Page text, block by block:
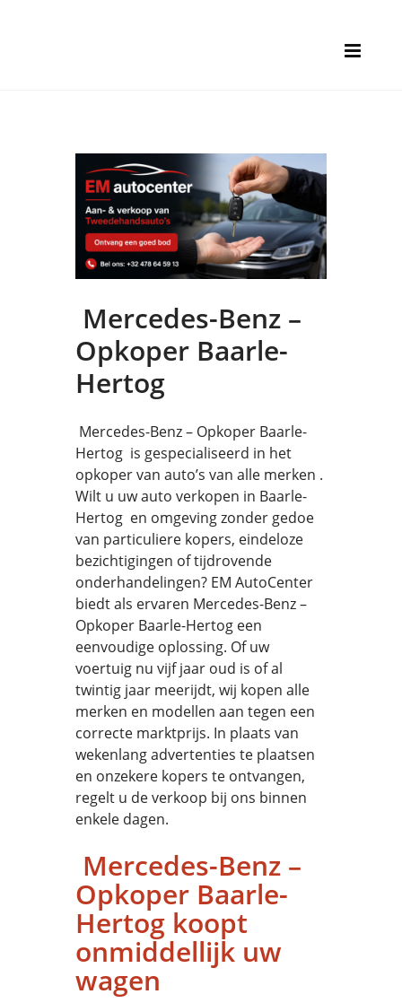
Mercedes-Benz –
Opkoper Baarle-
Hertog
Mercedes-Benz – Opkoper Baarle-
Hertog is gespecialiseerd in het
opkoper van auto’s van alle merken .
Wilt u uw auto verkopen in Baarle-
Hertog en omgeving zonder gedoe
van particuliere kopers, eindeloze
bezichtigingen of tijdrovende
onderhandelingen? EM AutoCenter
biedt als ervaren Mercedes-Benz –
Opkoper Baarle-Hertog een
eenvoudige oplossing. Of uw
voertuig nu vijf jaar oud is of al
twintig jaar meerijdt, wij kopen alle
merken en modellen aan tegen een
correcte marktprijs. In plaats van
wekenlang advertenties te plaatsen
en onzekere kopers te ontvangen,
regelt u de verkoop bij ons binnen
enkele dagen.
Mercedes-Benz –
Opkoper Baarle-
Hertog koopt
onmiddellijk uw
wagen